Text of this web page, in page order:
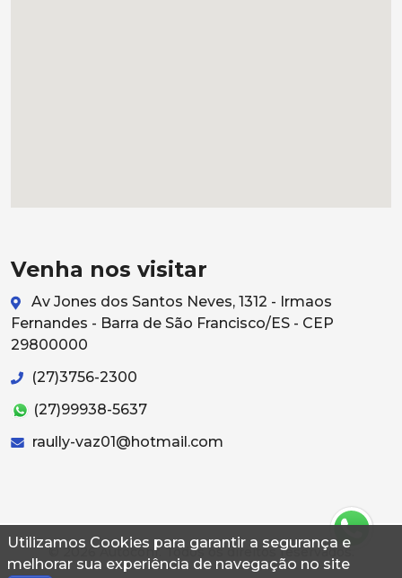
Utilizamos Cookies para garantir a segurança e
melhorar sua experiência de navegação no site
Venha nos visitar
Av Jones dos Santos Neves, 1312 - Irmaos
Fernandes - Barra de São Francisco/ES - CEP
29800000
(27)3756-2300
(27)99938-5637
raully-vaz01@hotmail.com
© 2026 Autoconf. Todos os direitos reservados.